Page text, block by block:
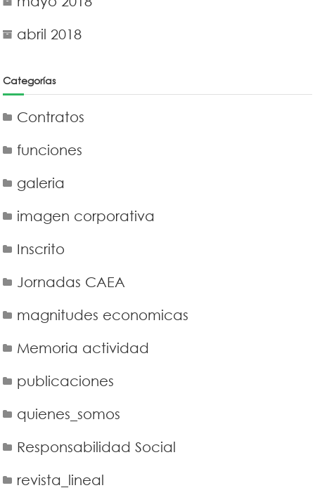
abril 2018
Categorías
Contratos
funciones
galeria
imagen corporativa
Inscrito
Jornadas CAEA
magnitudes economicas
Memoria actividad
publicaciones
quienes_somos
Responsabilidad Social
revista_lineal